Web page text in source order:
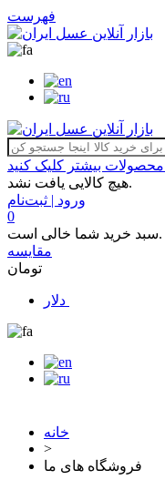
فهرست
هیچ کالایی یافت نشد.
ورود | ثبت‌نام
0
سبد خرید شما خالی است.
مقایسه
خانه
>
فروشگاه های ما